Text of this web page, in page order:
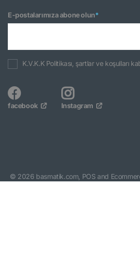
E-postalarımıza abone olun*
K.V.K.K Politikası, şartlar ve koşulları
facebook Instagram
© 2026 basmatik.com, POS and